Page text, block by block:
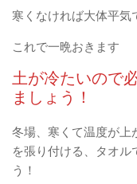
寒くなければ大体平気
これで一晩おきます
土が冷たいので
ましょう！
冬場、寒くて温度が上
を張り付ける、タオル
う！